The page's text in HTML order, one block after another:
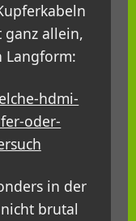
ganz allein,
Langform:
hdmi-
oder-
in der
brutal